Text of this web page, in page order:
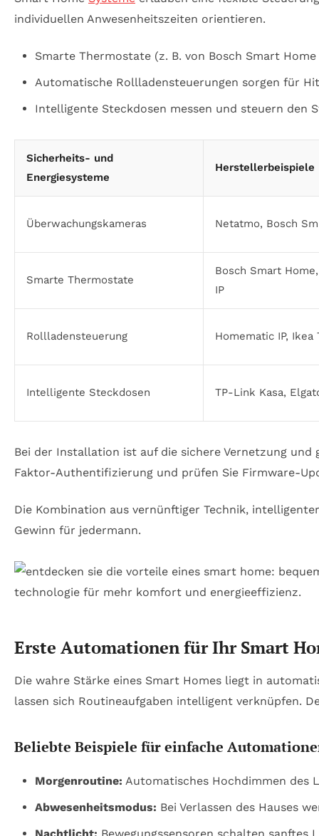
individuellen Anwesenheitszeiten orientieren.
Smarte Thermostate (z. B. von Bosch Smart
Automatische Rollladensteuerungen sorgen für
Intelligente Steckdosen messen und steuern den
Sicherheits- und
Energiesysteme
Herstellerbeispiele
Überwachungskameras Netatmo, Bosch
Smarte Thermostate
Bosch Smart
IP
Rollladensteuerung Homematic IP, Ikea
Intelligente Steckdosen TP-Link Kasa,
Bei der Installation ist auf die sichere Vernetzung und
Faktor-Authentifizierung und prüfen Sie Firmware-
Die Kombination aus vernünftiger Technik,
Gewinn für jedermann.
Erste Automationen für Ihr Smart
Die wahre Stärke eines Smart Homes liegt in
lassen sich Routineaufgaben intelligent verknüpfen.
Beliebte Beispiele für einfache
Morgenroutine: Automatisches Hochdimmen des
Abwesenheitsmodus: Bei Verlassen des Hauses
Nachtlicht: Bewegungssensoren schalten